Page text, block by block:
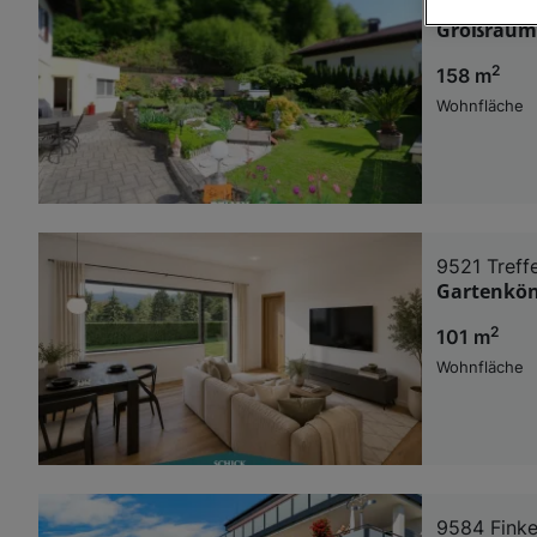
158 m2
Wohnfläche
9521
101 m2
Wohnfläche
9584
Wir und
Verwendung